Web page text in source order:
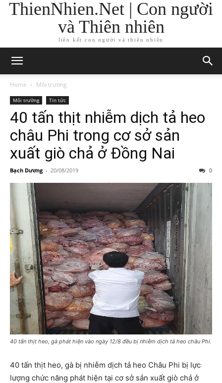
ThienNhien.Net | Con người
và Thiên nhiên
liên kết con người và thiên nhiên
Home Môi trường
Môi trường Tin tức
40 tấn thịt nhiễm dịch tả heo
châu Phi trong cơ sở sản
xuất giò chả ở Đồng Nai
Bạch Dương - 20/08/2019 0
40 tấn thịt heo, gà phát hiện vào ngày 12/8 đều bị nhiễm dịch tả heo châu Phi.
40 tấn thịt heo, gà bị nhiễm dịch tả heo Châu Phi bị lực
lượng chức năng phát hiện tại cơ sở sản xuất giò chả ở